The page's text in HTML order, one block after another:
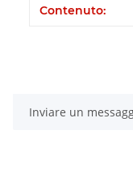
Contenuto:
Inviare un